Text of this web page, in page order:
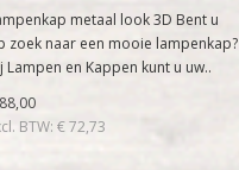
metaal look 3D Bent u
zoek naar een mooie lampenkap?
Lampen en Kappen kunt u uw..
BTW: € 72,73